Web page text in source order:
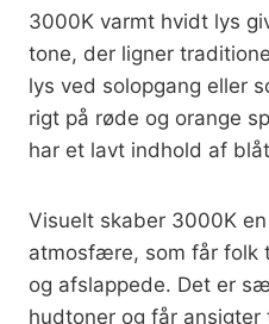
3000K varmt hvidt lys
tone, der ligner
lys ved solopgang eller
rigt på røde og orange
har et lavt indhold af
Visuelt skaber 3000K
atmosfære, som får folk
og afslappede. Det er
hudtoner og får